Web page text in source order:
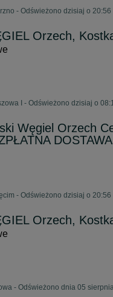
- Odświeżono dzisiaj o 20:56
Orzech,
I - Odświeżono dzisiaj o
Węgiel Orzech
DOSTAWA
- Odświeżono dzisiaj o 20:56
Orzech,
- Odświeżono dnia 05